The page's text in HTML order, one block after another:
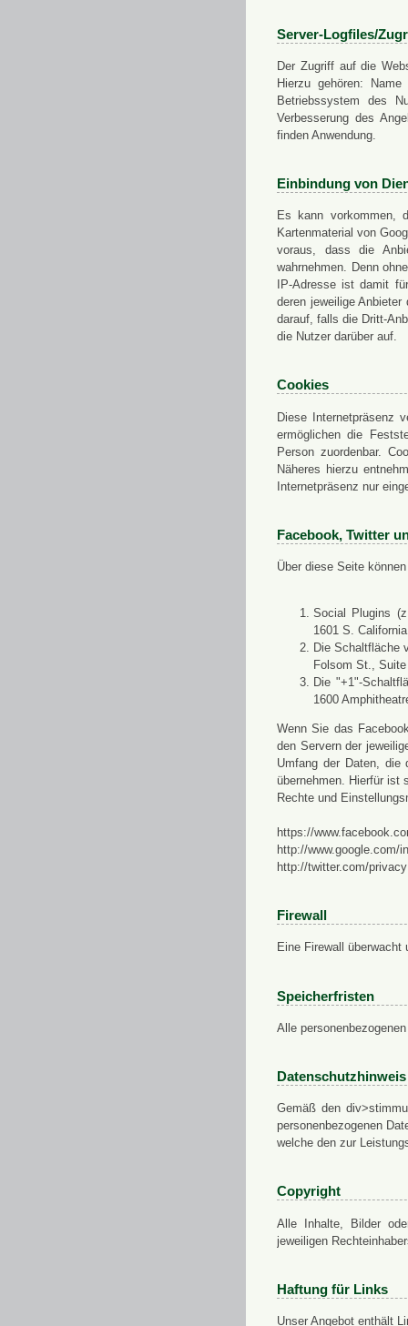
Server-Logfiles/
Der Zugriff auf die
Hierzu gehören:
Betriebssystem des
Verbesserung des
finden Anwendung.
Einbindung von
Es kann vorkommen,
Kartenmaterial von
voraus, dass die
wahrnehmen. Denn
IP-Adresse ist damit
deren jeweilige
darauf, falls die Dritt-
die Nutzer darüber auf.
Cookies
Diese Internetpräsenz
ermöglichen die
Person zuordenbar.
Näheres hierzu
Internetpräsenz nur
Facebook, Twitter
Über diese Seite
Social Plugins
1601 S.
Die Schaltfläche
Folsom St.,
Die "+1"-
1600
Wenn Sie das
den Servern der
Umfang der Daten, die
übernehmen. Hierfür ist
Rechte und
https://
http://www.google.com/
http://twitter.com/privacy
Firewall
Eine Firewall
Speicherfristen
Alle
Datenschutzhinweis
Gemäß den
personenbezogenen
welche den zur
Copyright
Alle Inhalte, Bilder
jeweiligen
Haftung für Links
Unser Angebot enthält